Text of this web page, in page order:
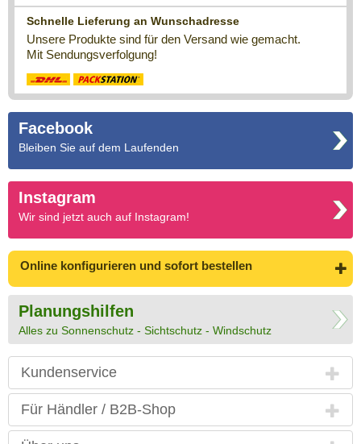
Schnelle Lieferung an Wunschadresse
Unsere Produkte sind für den Versand wie gemacht.
Mit Sendungsverfolgung!
Facebook
Bleiben Sie auf dem Laufenden
Instagram
Wir sind jetzt auch auf Instagram!
Online konfigurieren und sofort bestellen
Planungshilfen
Alles zu Sonnenschutz - Sichtschutz - Windschutz
Kundenservice
Für Händler / B2B-Shop